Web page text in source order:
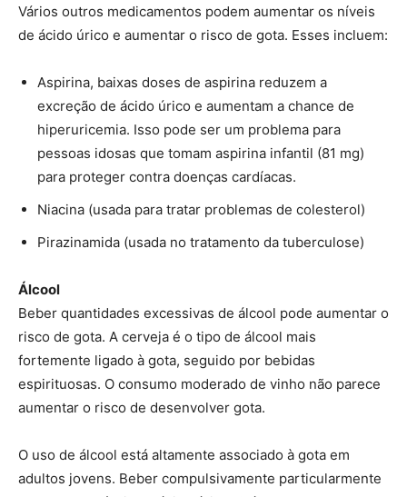
Vários outros medicamentos podem aumentar os níveis
de ácido úrico e aumentar o risco de gota. Esses incluem:
Aspirina, baixas doses de aspirina reduzem a
excreção de ácido úrico e aumentam a chance de
hiperuricemia. Isso pode ser um problema para
pessoas idosas que tomam aspirina infantil (81 mg)
para proteger contra doenças cardíacas.
Niacina (usada para tratar problemas de colesterol)
Pirazinamida (usada no tratamento da tuberculose)
Álcool
Beber quantidades excessivas de álcool pode aumentar o
risco de gota. A cerveja é o tipo de álcool mais
fortemente ligado à gota, seguido por bebidas
espirituosas. O consumo moderado de vinho não parece
aumentar o risco de desenvolver gota.
O uso de álcool está altamente associado à gota em
adultos jovens. Beber compulsivamente particularmente